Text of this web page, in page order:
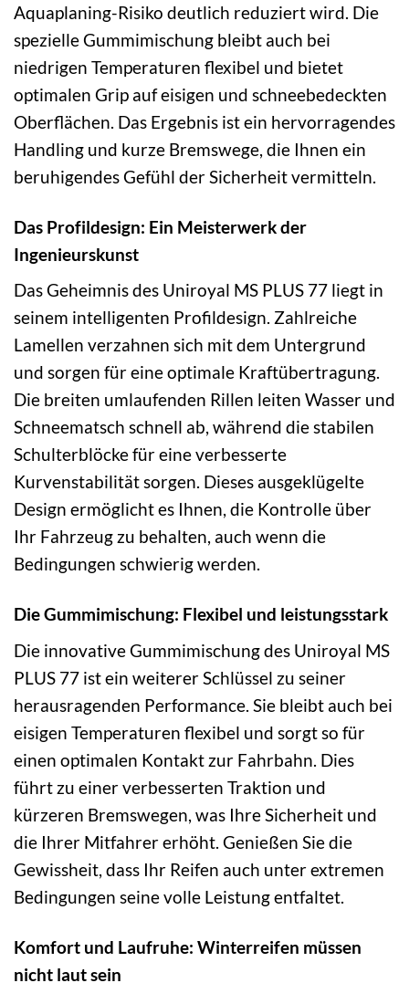
Aquaplaning-Risiko deutlich reduziert wird. Die
spezielle Gummimischung bleibt auch bei
niedrigen Temperaturen flexibel und bietet
optimalen Grip auf eisigen und schneebedeckten
Oberflächen. Das Ergebnis ist ein hervorragendes
Handling und kurze Bremswege, die Ihnen ein
beruhigendes Gefühl der Sicherheit vermitteln.
Das Profildesign: Ein Meisterwerk der
Ingenieurskunst
Das Geheimnis des Uniroyal MS PLUS 77 liegt in
seinem intelligenten Profildesign. Zahlreiche
Lamellen verzahnen sich mit dem Untergrund
und sorgen für eine optimale Kraftübertragung.
Die breiten umlaufenden Rillen leiten Wasser und
Schneematsch schnell ab, während die stabilen
Schulterblöcke für eine verbesserte
Kurvenstabilität sorgen. Dieses ausgeklügelte
Design ermöglicht es Ihnen, die Kontrolle über
Ihr Fahrzeug zu behalten, auch wenn die
Bedingungen schwierig werden.
Die Gummimischung: Flexibel und leistungsstark
Die innovative Gummimischung des Uniroyal MS
PLUS 77 ist ein weiterer Schlüssel zu seiner
herausragenden Performance. Sie bleibt auch bei
eisigen Temperaturen flexibel und sorgt so für
einen optimalen Kontakt zur Fahrbahn. Dies
führt zu einer verbesserten Traktion und
kürzeren Bremswegen, was Ihre Sicherheit und
die Ihrer Mitfahrer erhöht. Genießen Sie die
Gewissheit, dass Ihr Reifen auch unter extremen
Bedingungen seine volle Leistung entfaltet.
Komfort und Laufruhe: Winterreifen müssen
nicht laut sein